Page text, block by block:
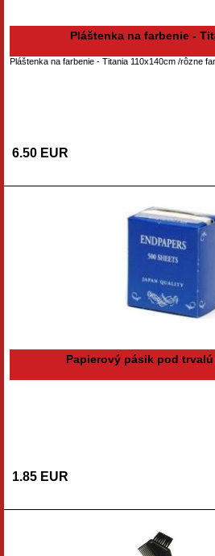
Pláštenka na farbenie -
Pláštenka na farbenie - Titania 110x140cm /rôzne
6.50 EUR
Papierový pásik pod
1.85 EUR